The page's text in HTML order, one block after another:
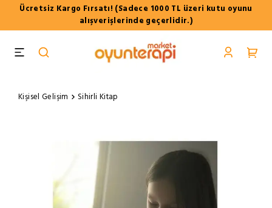
Ücretsiz Kargo Fırsatı! (Sadece 1000 TL üzeri kutu oyunu
alışverişlerinde geçerlidir.)
Kişisel Gelişim Sihirli Kitap